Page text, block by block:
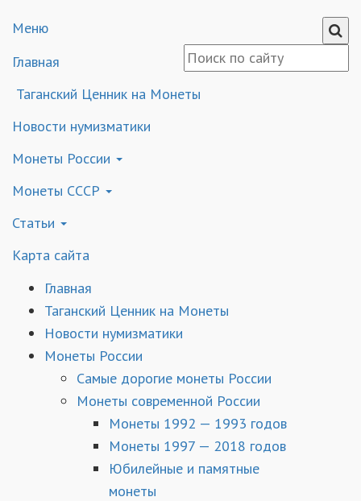
Меню
Главная
Таганский Ценник на Монеты
Новости нумизматики
Монеты России
Монеты СССР
Статьи
Карта сайта
Главная
Таганский Ценник на Монеты
Новости нумизматики
Монеты России
Самые дорогие монеты России
Монеты современной России
Монеты 1992 — 1993 годов
Монеты 1997 — 2018 годов
Юбилейные и памятные
монеты